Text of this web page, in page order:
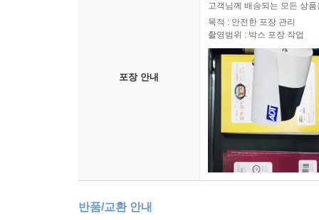
포장 안내
고객님께 배송되는 모든 상
목적 : 안전한 포장 관리
촬영범위 : 박스 포장 작업
반품/교환 안내